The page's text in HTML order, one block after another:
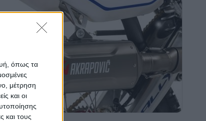
όπως τα
μέτρηση
και οι
και τους